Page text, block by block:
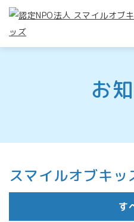
お
スマイルオブキ
す